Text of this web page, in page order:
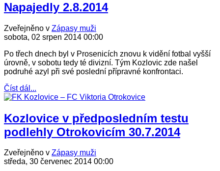
Napajedly 2.8.2014
Zveřejněno v Zápasy muži
sobota, 02 srpen 2014 00:00
Po třech dnech byl v Prosenicích znovu k vidění fotbal vyšší
úrovně, v sobotu tedy té divizní. Tým Kozlovic zde našel
podruhé azyl při své poslední přípravné konfrontaci.
Číst dál...
Kozlovice v předposledním testu
podlehly Otrokovicím 30.7.2014
Zveřejněno v Zápasy muži
středa, 30 červenec 2014 00:00